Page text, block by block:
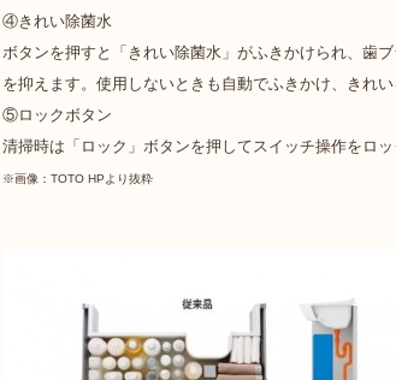
④きれい除菌水
ボタンを押すと「きれい除菌水」がふきかけられ、歯
を抑えます。使用しないときも自動でふきかけ、きれい
⑤ロックボタン
清掃時は「ロック」ボタンを押してスイッチ操作をロッ
※画像：TOTO HPより抜粋